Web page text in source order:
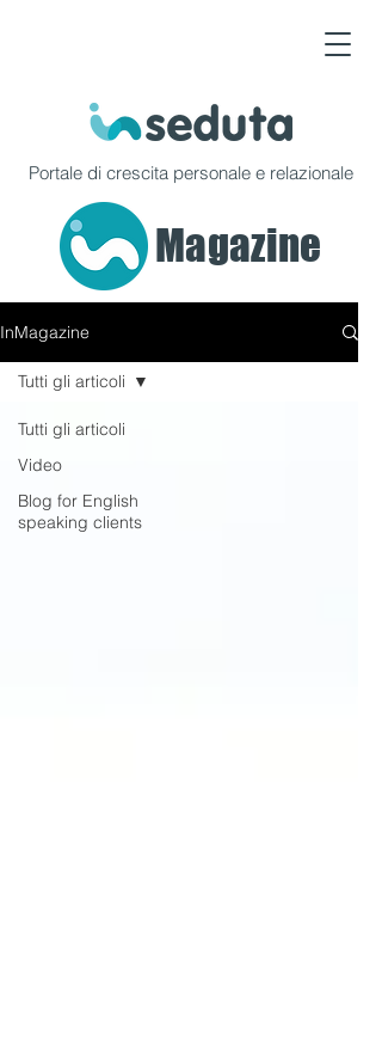
Portale di crescita personale e relazionale
Magazine
InMagazine
Tutti gli articoli
Video
Blog for English
speaking clients
Tutti gli articoli